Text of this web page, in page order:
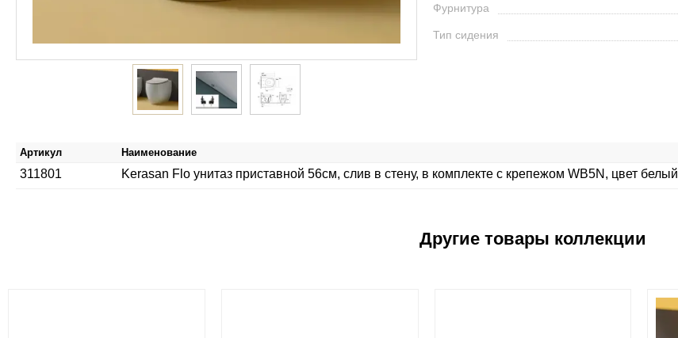
Фурнитура
Тип сидения
Артикул Наименование
311801 Kerasan Flo унитаз приставной 56см, слив в стену, в комплекте с крепежом WB5N, цвет белый